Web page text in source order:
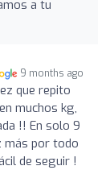
a tu
9 months ago
que repito
muchos kg,
!! En solo 9
más por todo
de seguir !